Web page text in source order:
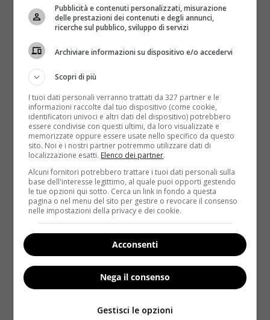
raccolto molto consensi e si sono aggiudicati il
favore dei giudici grazie ad un’ottima performance.
Oltre a questo, è stata la tematica affrontata a
colpire l’attenzione e a commuovere.Quello del
bullismo è un fenomeno crescente, sviluppatosi
in modo esponenziale nel giro di 2-3 anni
2015 i dati riportavano cifre decisamente
preoccupanti:1 adolescente su 2 ne è stato
vittima, mentre il 63,3 per cento ha ammesso di
aver assistito personalmente a questo tipo di
episodi. Il quadro rappresentava entrambe le facce
di questa oscura medaglia: la vittima maltrattata dai
suoi ‘carnefici’ e gli spettatori codardi che si coprono
gli occhi senza fare nulla col solo scopo di
restarne fuori.
Pubblicità e contenuti personalizzati, misurazione
delle prestazioni dei contenuti e degli annunci,
ricerche sul pubblico, sviluppo di servizi
Archiviare informazioni su dispositivo e/o accedervi
Scopri di più
I tuoi dati personali verranno trattati da 327 partner e le
informazioni raccolte dal tuo dispositivo (come cookie,
identificatori univoci e altri dati del dispositivo) potrebbero
essere condivise con questi ultimi, da loro visualizzate e
memorizzate oppure essere usate nello specifico da questo
sito. Noi e i nostri partner potremmo utilizzare dati di
localizzazione esatti. Elenco dei partner.
Alcuni fornitori potrebbero trattare i tuoi dati personali sulla
base dell'interesse legittimo, al quale puoi opporti gestendo
le tue opzioni qui sotto. Cerca un link in fondo a questa
pagina o nel menu del sito per gestire o revocare il consenso
nelle impostazioni della privacy e dei cookie.
Acconsenti
Nega il consenso
Gestisci le opzioni